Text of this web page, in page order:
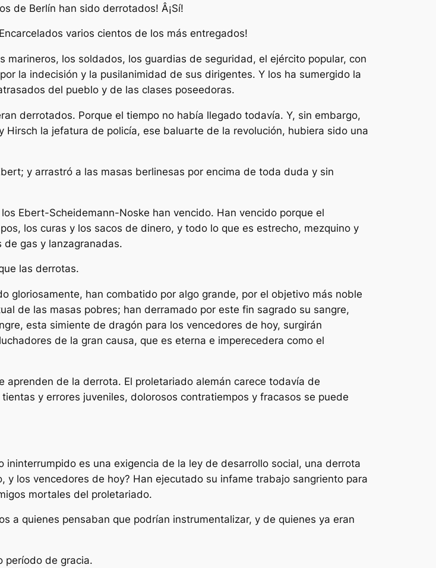
de Berlín han sido derrotados! Â¡Sí!
varios cientos de los más entregados!
marineros, los soldados, los guardias de seguridad, el ejército popular, con
la indecisión y la pusilanimidad de sus dirigentes. Y los ha sumergido la
del pueblo y de las clases poseedoras.
derrotados. Porque el tiempo no había llegado todavía. Y, sin embargo,
la jefatura de policía, ese baluarte de la revolución, hubiera sido una
y arrastró a las masas berlinesas por encima de toda duda y sin
Ebert-Scheidemann-Noske han vencido. Han vencido porque el
los curas y los sacos de dinero, y todo lo que es estrecho, mezquino y
gas y lanzagranadas.
las derrotas.
gloriosamente, han combatido por algo grande, por el objetivo más noble
de las masas pobres; han derramado por este fin sagrado su sangre,
esta simiente de dragón para los vencedores de hoy, surgirán
de la gran causa, que es eterna e imperecedera como el
de la derrota. El proletariado alemán carece todavía de
y errores juveniles, dolorosos contratiempos y fracasos se puede
es una exigencia de la ley de desarrollo social, una derrota
los vencedores de hoy? Han ejecutado su infame trabajo sangriento para
mortales del proletariado.
a quienes pensaban que podrían instrumentalizar, y de quienes ya eran
período de gracia.